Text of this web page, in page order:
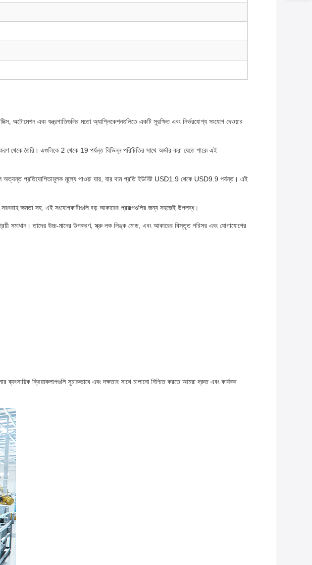
এবং যন্ত্রপাতিগুলির মতো অ্যাপ্লিকেশনগুলিতে একটি সুরক্ষিত এবং নির্ভরযোগ্য সংযোগ দেওয়ার
থেকে তৈরি। এগুলিকে 2 থেকে 19 পর্যন্ত বিভিন্ন পরিচিতির সাথে অর্ডার করা যেতে পারে৷ এই
অত্যন্ত প্রতিযোগিতামূলক মূল্যে পাওয়া যায়, যার দাম প্রতি ইউনিট USD1.9 থেকে USD9.9 পর্যন্ত। এই
সরবরাহ ক্ষমতা সহ, এই সংযোগকারীগুলি বড় আকারের প্রকল্পগুলির জন্য সহজেই উপলব্ধ।
সমাধান। তাদের উচ্চ-মানের উপকরণ, স্ক্রু লক লিঙ্ক মোড, এবং আকারের বিস্তৃত পরিসর এবং যোগাযোগের
ক্রিয়াকলাপগুলি সুচারুভাবে এবং দক্ষতার সাথে চালানো নিশ্চিত করতে আমরা দ্রুত এবং কার্যকর